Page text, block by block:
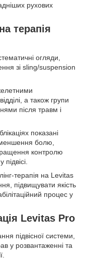
рухових
терапія
огляди,
зі sling/suspension
а також групи
після травм і
показані
болю,
контролю
терапія на Levitas
підвищувати якість
процес у
Levitas Pro
підвісної системи,
у розвантаженні та